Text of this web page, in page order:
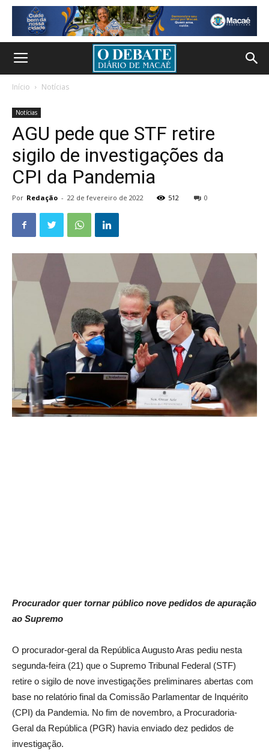
Início Notícias
Notícias
AGU pede que STF retire
sigilo de investigações da
CPI da Pandemia
Por Redação - 22 de fevereiro de 2022 512 0
Procurador quer tornar público nove pedidos de apuração
ao Supremo
O procurador-geral da República Augusto Aras pediu nesta
segunda-feira (21) que o Supremo Tribunal Federal (STF)
retire o sigilo de nove investigações preliminares abertas com
base no relatório final da Comissão Parlamentar de Inquérito
(CPI) da Pandemia. No fim de novembro, a Procuradoria-
Geral da República (PGR) havia enviado dez pedidos de
investigação.